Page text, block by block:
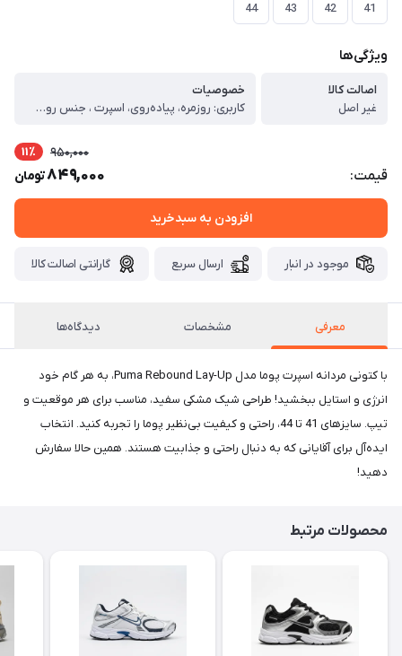
41
42
43
44
ویژگی‌ها
اصالت کالا
غیر اصل
خصوصیات
کاربری: روزمره، پیاده‌روی، اسپرت ، جنس رویه: چرم صنعتی به‌همراه لایه‌های مصنوعی مقاوم ، جنس زیره: سبک با انعطاف‌پذیری بالا ، کفی داخلی: نرم و راحت، مناسب استفاده طولانی‌مدت ، نوع بستن: بندی ، وزن: سبک، مناسب راه رفتن طولانی ، مقاومت زیره: مقاوم در برابر سایش ، فرم پنجه: استاندارد، بدون فشار به انگشتان ، ویژگی‌ها: ، طراحی ارگونومیک برای کاهش خستگی پا ، جذب ضربه مناسب در ناحیه پاشنه ، مناسب استفاده روزانه و فعالیت‌های سبک ، کیفیت ساخت مناسب نسبت به قیمت ، تولید داخل با کنترل کیفی مناسب ، مناسب برای: ، استفاده روزمره ، پیاده‌روی ، محل کار و فعالیت‌های شهری ، استایل اسپرت و کژوال ، راهنمای سایزبندی کتونی (تولید ایران) ، برای انتخاب سایز مناسب، طول پای خود را از پشت پاشنه تا نوک بلندترین انگشت (بر حسب سانتی‌متر) اندازه‌گیری کرده و با جدول زیر تطبیق دهید: ، سایز کفش طول پا (سانتی‌متر) ، 41 25.5 ، 42 26 ، 43 26.5 ، 44 27 ، نکات مهم انتخاب سایز: ، اگر بین دو سایز هستید، پیشنهاد می‌شود سایز بزرگ‌تر را انتخاب کنید. ، برای استفاده روزمره یا پیاده‌روی طولانی، انتخاب نیم تا یک سانتی‌متر فضای اضافه در پنجه توصیه می‌شود. ، این مدل دارای قالب استاندارد ایرانی است و مناسب پاهای معمولی می‌باشد. ، امکان اختلاف جزئی (±۳ میلی‌متر) در تولید وجود دارد.
قیمت:
950,000 11٪
849,000تومان
افزودن به سبدخرید
موجود در انبار ارسال سریع گارانتی اصالت کالا
معرفی مشخصات دیدگاه‌ها
با کتونی مردانه اسپرت پوما مدل Puma Rebound Lay-Up، به هر گام خود
انرژی و استایل ببخشید! طراحی شیک مشکی سفید، مناسب برای هر موقعیت و
تیپ. سایزهای 41 تا 44، راحتی و کیفیت بی‌نظیر پوما را تجربه کنید. انتخاب
ایده‌آل برای آقایانی که به دنبال راحتی و جذابیت هستند. همین حالا سفارش
دهید!
محصولات مرتبط